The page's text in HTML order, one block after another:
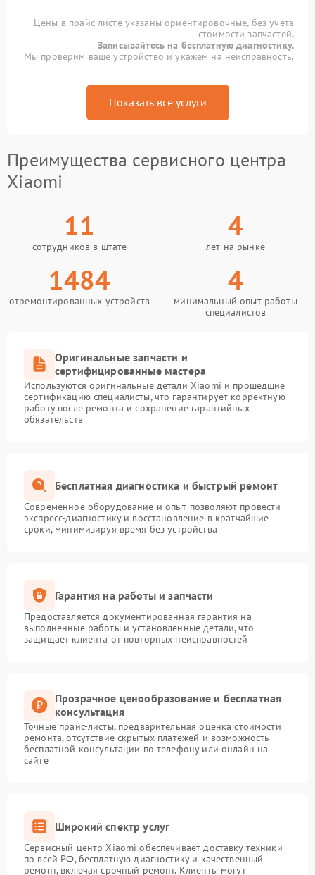
Цены в прайс-листе указаны ориентировочные, без учета
стоимости запчастей.
Записывайтесь на бесплатную диагностику.
Мы проверим ваше устройство и укажем на неисправность.
Показать все услуги
Преимущества сервисного центра
Xiaomi
11
сотрудников в штате
4
лет на рынке
1484
отремонтированных устройств
4
минимальный опыт работы
специалистов
Оригинальные запчасти и
сертифицированные мастера
Используются оригинальные детали Xiaomi и прошедшие
сертификацию специалисты, что гарантирует корректную
работу после ремонта и сохранение гарантийных
обязательств
Бесплатная диагностика и быстрый ремонт
Современное оборудование и опыт позволяют провести
экспресс-диагностику и восстановление в кратчайшие
сроки, минимизируя время без устройства
Гарантия на работы и запчасти
Предоставляется документированная гарантия на
выполненные работы и установленные детали, что
защищает клиента от повторных неисправностей
Прозрачное ценообразование и бесплатная
консультация
Точные прайс-листы, предварительная оценка стоимости
ремонта, отсутствие скрытых платежей и возможность
бесплатной консультации по телефону или онлайн на
сайте
Широкий спектр услуг
Сервисный центр Xiaomi обеспечивает доставку техники
по всей РФ, бесплатную диагностику и качественный
ремонт, включая срочный ремонт. Клиенты могут